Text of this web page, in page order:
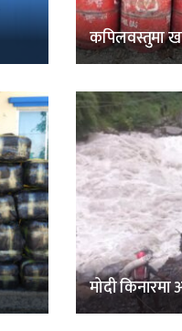
कपिलवस्तुमा
मोदी